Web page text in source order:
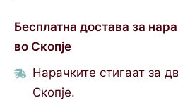
Бесплатна достава за
во Скопје
Нарачките стигаат за
Скопје.